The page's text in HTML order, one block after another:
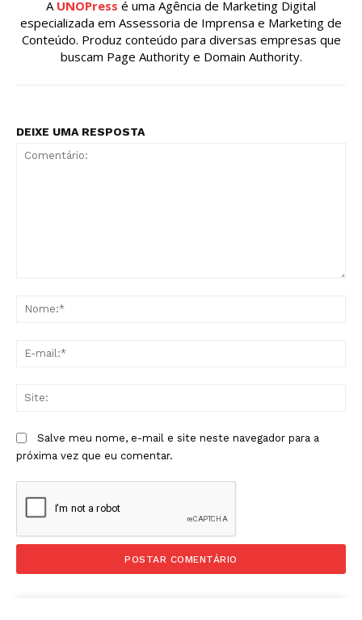
A UNOPress é uma Agência de Marketing Digital
especializada em Assessoria de Imprensa e Marketing de
Conteúdo. Produz conteúdo para diversas empresas que
buscam Page Authority e Domain Authority.
DEIXE UMA RESPOSTA
Salve meu nome, e-mail e site neste navegador para a
próxima vez que eu comentar.